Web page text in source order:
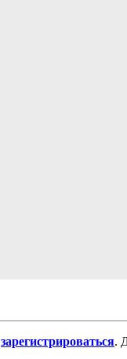
зарегистрироваться.